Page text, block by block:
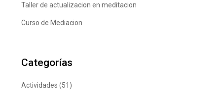
Taller de actualizacion en meditacion
Curso de Mediacion
Categorías
Actividades (51)